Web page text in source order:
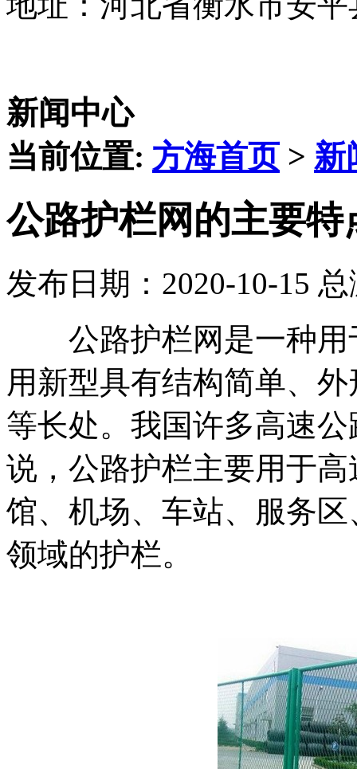
新闻中心
当前位置: 方海首页> 新
公路护栏网的主要特
发布日期：2020-10-15
公路护栏网是一种用
用新型具有结构简单、
等长处。我国许多高速
说，公路护栏主要用于
馆、机场、车站、服务
领域的护栏。